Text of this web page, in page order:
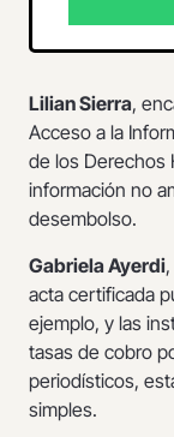
Lilian Sierra,
Acceso a la
de los Derechos
información no
desembolso.
Gabriela Ayerdi
acta certificada
ejemplo, y las
tasas de cobro
periodísticos,
simples.